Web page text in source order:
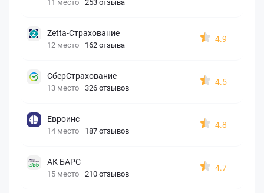
11 место 253 отзыва
Zetta-Страхование
12 место 162 отзыва
4.9
СберСтрахование
13 место 326 отзывов
4.5
Евроинс
14 место 187 отзывов
4.8
АК БАРС
15 место 210 отзывов
4.7